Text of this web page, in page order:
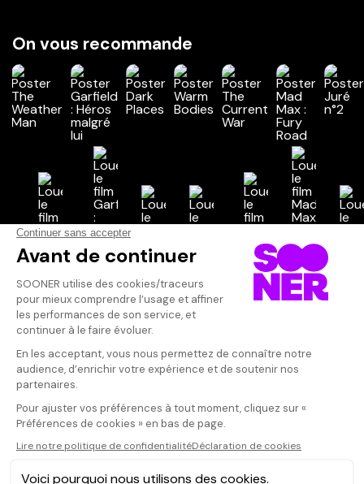
On vous recommande
Vos avis
Donnez votre avis
Votre note
Votre commentaire
Il faut vous connecter pour
publier un avis